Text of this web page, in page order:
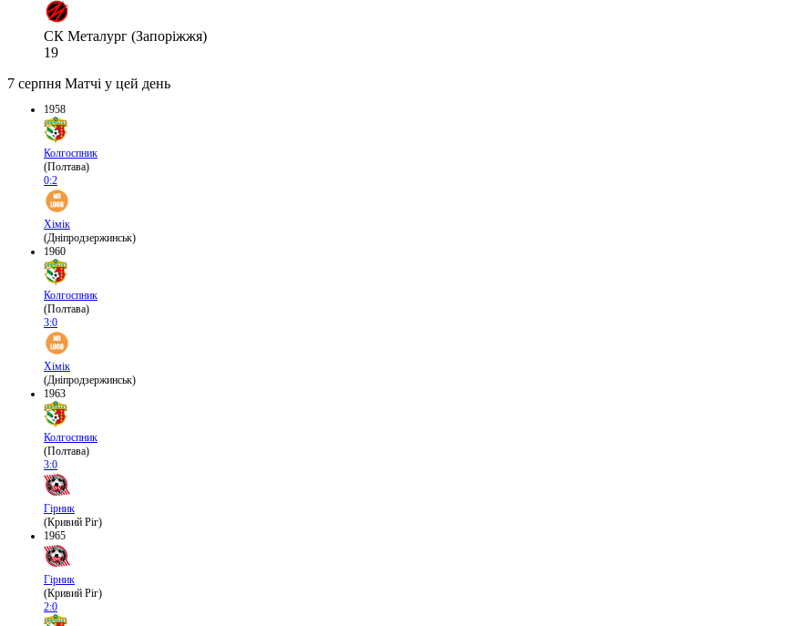
СК Металург (Запоріжжя)
19
7 серпня Матчі у цей день
1958
Колгоспник
(Полтава)
0:2
Хімік
(Дніпродзержинськ)
1960
Колгоспник
(Полтава)
3:0
Хімік
(Дніпродзержинськ)
1963
Колгоспник
(Полтава)
3:0
Гірник
(Кривий Ріг)
1965
Гірник
(Кривий Ріг)
2:0